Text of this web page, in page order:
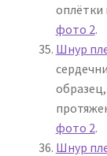
оплётки
фото 2.
Шнур
фото 2.
Шнур